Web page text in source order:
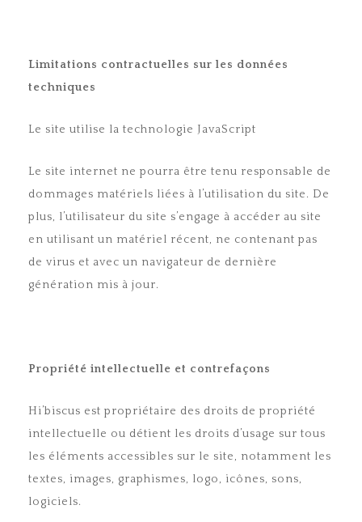
Limitations contractuelles sur les données
techniques
Le site utilise la technologie JavaScript
Le site internet ne pourra être tenu responsable de
dommages matériels liées à l’utilisation du site. De
plus, l’utilisateur du site s’engage à accéder au site
en utilisant un matériel récent, ne contenant pas
de virus et avec un navigateur de dernière
génération mis à jour.
Propriété intellectuelle et contrefaçons
Hi’biscus est propriétaire des droits de propriété
intellectuelle ou détient les droits d’usage sur tous
les éléments accessibles sur le site, notamment les
textes, images, graphismes, logo, icônes, sons,
logiciels.